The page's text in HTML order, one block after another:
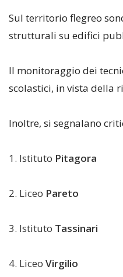
Sul territorio flegreo
strutturali su edifici
Il monitoraggio dei
scolastici, in vista della
Inoltre, si segnalano
Istituto Pitagora
Liceo Pareto
Istituto Tassinari
Liceo Virgilio